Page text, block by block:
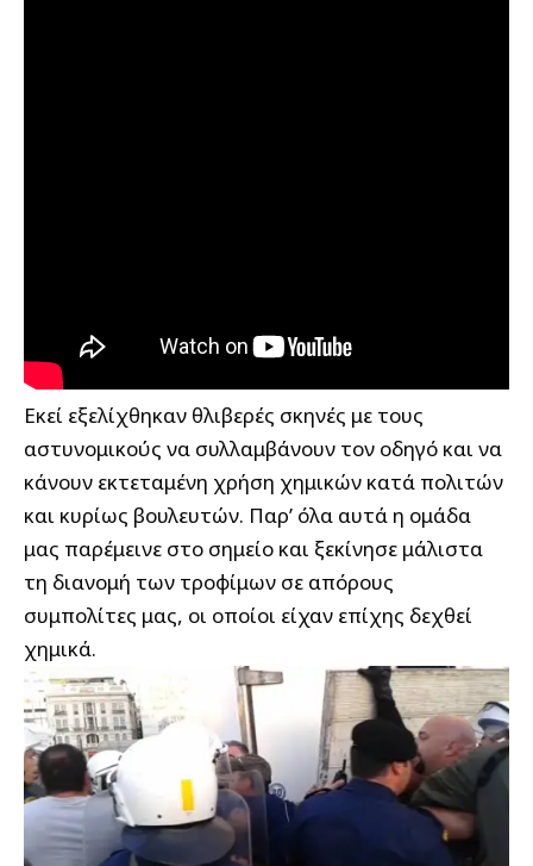
Εκεί εξελίχθηκαν θλιβερές σκηνές με τους
αστυνομικούς να συλλαμβάνουν τον οδηγό και να
κάνουν εκτεταμένη χρήση χημικών κατά πολιτών
και κυρίως βουλευτών. Παρ’ όλα αυτά η ομάδα
μας παρέμεινε στο σημείο και ξεκίνησε μάλιστα
τη διανομή των τροφίμων σε απόρους
συμπολίτες μας, οι οποίοι είχαν επίχης δεχθεί
χημικά.